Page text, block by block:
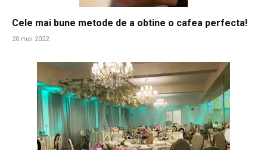
Cele mai bune metode de a obtine o cafea perfecta!
20 mai 2022